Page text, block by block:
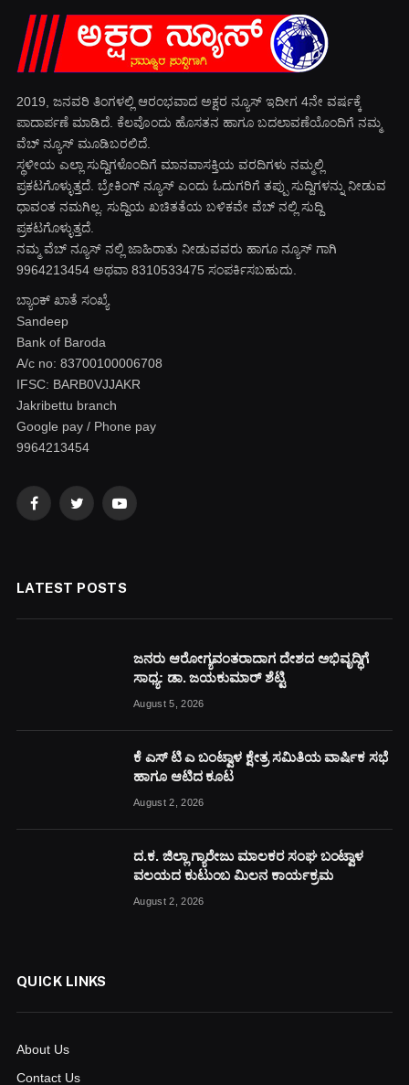
2019, ಜನವರಿ‌ ತಿಂಗಳಲ್ಲಿ ಆರಂಭವಾದ ಅಕ್ಷರ ನ್ಯೂಸ್ ಇದೀಗ 4ನೇ ವರ್ಷಕ್ಕೆ
ಪಾದಾರ್ಪಣೆ ಮಾಡಿದೆ. ಕೆಲವೊಂದು ಹೊಸತನ ಹಾಗೂ ಬದಲಾವಣೆಯೊಂದಿಗೆ ನಮ್ಮ
ವೆಬ್ ನ್ಯೂಸ್ ಮೂಡಿಬರಲಿದೆ.
ಸ್ಥಳೀಯ ಎಲ್ಲಾ ಸುದ್ದಿಗಳೊಂದಿಗೆ ಮಾನವಾಸಕ್ತಿಯ ವರದಿಗಳು ನಮ್ಮಲ್ಲಿ
ಪ್ರಕಟಗೊಳ್ಳುತ್ತದೆ. ಬ್ರೇಕಿಂಗ್ ನ್ಯೂಸ್ ಎಂದು ಓದುಗರಿಗೆ ತಪ್ಪು ಸುದ್ದಿಗಳನ್ನು ನೀಡುವ
ಧಾವಂತ ನಮಗಿಲ್ಲ. ಸುದ್ದಿಯ ಖಚಿತತೆಯ ಬಳಿಕವೇ ವೆಬ್ ನಲ್ಲಿ ಸುದ್ದಿ
ಪ್ರಕಟಗೊಳ್ಳುತ್ತದೆ.
ನಮ್ಮ ವೆಬ್ ನ್ಯೂಸ್ ನಲ್ಲಿ ಜಾಹಿರಾತು ನೀಡುವವರು ಹಾಗೂ ನ್ಯೂಸ್ ಗಾಗಿ
9964213454 ಅಥವಾ 8310533475 ಸಂಪರ್ಕಿಸಬಹುದು.
ಬ್ಯಾಂಕ್ ಖಾತೆ ಸಂಖ್ಯೆ
Sandeep
Bank of Baroda
A/c no: 83700100006708
IFSC: BARB0VJJAKR
Jakribettu branch
Google pay / Phone pay
9964213454
FacebookTwitter YouTube
LATEST POSTS
ಜನರು ಆರೋಗ್ಯವಂತರಾದಾಗ ದೇಶದ ಅಭಿವೃದ್ಧಿಗೆ
ಸಾಧ್ಯ: ಡಾ. ಜಯಕುಮಾರ್ ಶೆಟ್ಟಿ
August 5, 2026
ಕೆ ಎಸ್ ಟಿ ಎ ಬಂಟ್ವಾಳ ಕ್ಷೇತ್ರ ಸಮಿತಿಯ ವಾರ್ಷಿಕ ಸಭೆ
ಹಾಗೂ ಆಟಿದ ಕೂಟ
August 2, 2026
ದ.ಕ. ಜಿಲ್ಲಾ ಗ್ಯಾರೇಜು ಮಾಲಕರ ಸಂಘ ಬಂಟ್ವಾಳ
ವಲಯದ ಕುಟುಂಬ ಮಿಲನ ಕಾರ್ಯಕ್ರಮ
August 2, 2026
QUICK LINKS
About Us
Contact Us